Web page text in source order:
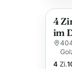
4
im
für
4Zi.